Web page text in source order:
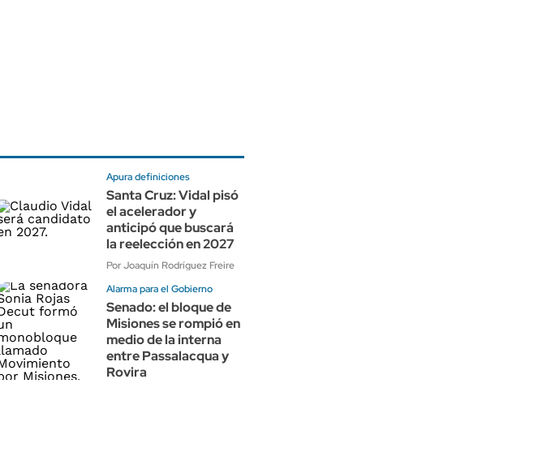
Apura definiciones
Santa Cruz: Vidal pisó
el acelerador y
anticipó que buscará
la reelección en 2027
Por Joaquín Rodríguez Freire
Alarma para el Gobierno
Senado: el bloque de
Misiones se rompió en
medio de la interna
entre Passalacqua y
Rovira